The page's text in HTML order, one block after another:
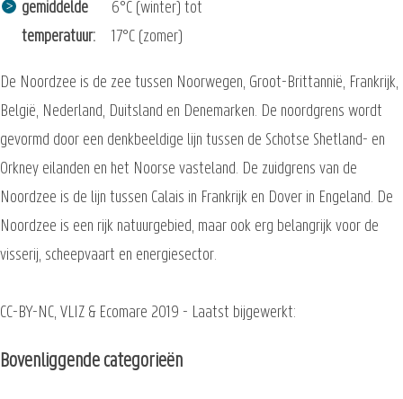
gemiddelde
temperatuur
6°C (winter) tot
17°C (zomer)
De Noordzee is de zee tussen Noorwegen, Groot-Brittannië, Frankrijk,
België, Nederland, Duitsland en Denemarken. De noordgrens wordt
gevormd door een denkbeeldige lijn tussen de Schotse Shetland- en
Orkney eilanden en het Noorse vasteland. De zuidgrens van de
Noordzee is de lijn tussen Calais in Frankrijk en Dover in Engeland. De
Noordzee is een rijk natuurgebied, maar ook erg belangrijk voor de
visserij, scheepvaart en energiesector.
CC-BY-NC, VLIZ & Ecomare 2019 - Laatst bijgewerkt:
Bovenliggende categorieën